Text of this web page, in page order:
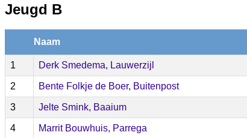
Jeugd B
Naam
1 Derk Smedema, Lauwerzijl
2 Bente Folkje de Boer, Buitenpost
3 Jelte Smink, Baaium
4 Marrit Bouwhuis, Parrega